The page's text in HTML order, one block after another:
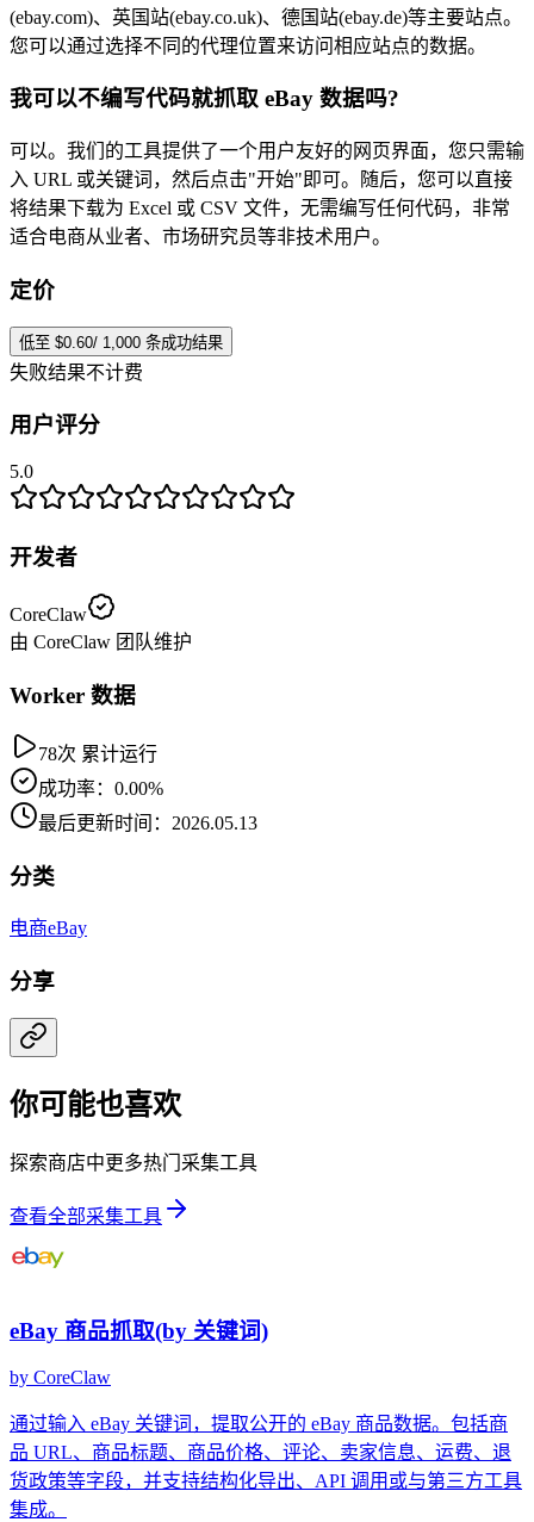
(ebay.com)、英国站(ebay.co.uk)、德国站(ebay.de)等主要站点。
您可以通过选择不同的代理位置来访问相应站点的数据。
我可以不编写代码就抓取 eBay 数据吗?
可以。我们的工具提供了一个用户友好的网页界面，您只需输
入 URL 或关键词，然后点击"开始"即可。随后，您可以直接
将结果下载为 Excel 或 CSV 文件，无需编写任何代码，非常
适合电商从业者、市场研究员等非技术用户。
定价
低至 $0.60/ 1,000 条成功结果
失败结果不计费
用户评分
5.0
开发者
CoreClaw
由 CoreClaw 团队维护
Worker 数据
78次 累计运行
成功率：0.00%
最后更新时间：2026.05.13
分类
电商eBay
分享
你可能也喜欢
探索商店中更多热门采集工具
查看全部采集工具
eBay 商品抓取(by 关键词)
by CoreClaw
通过输入 eBay 关键词，提取公开的 eBay 商品数据。包括商
品 URL、商品标题、商品价格、评论、卖家信息、运费、退
货政策等字段，并支持结构化导出、API 调用或与第三方工具
集成。